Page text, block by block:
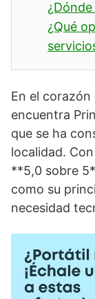
¿Qué
En el corazón
encuentra
que se ha
localidad.
**5,0 sobre
como su
necesidad